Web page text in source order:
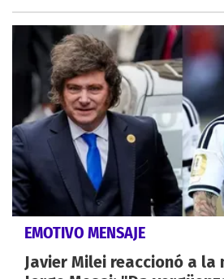
EMOTIVO MENSAJE
Javier Milei reaccionó a la